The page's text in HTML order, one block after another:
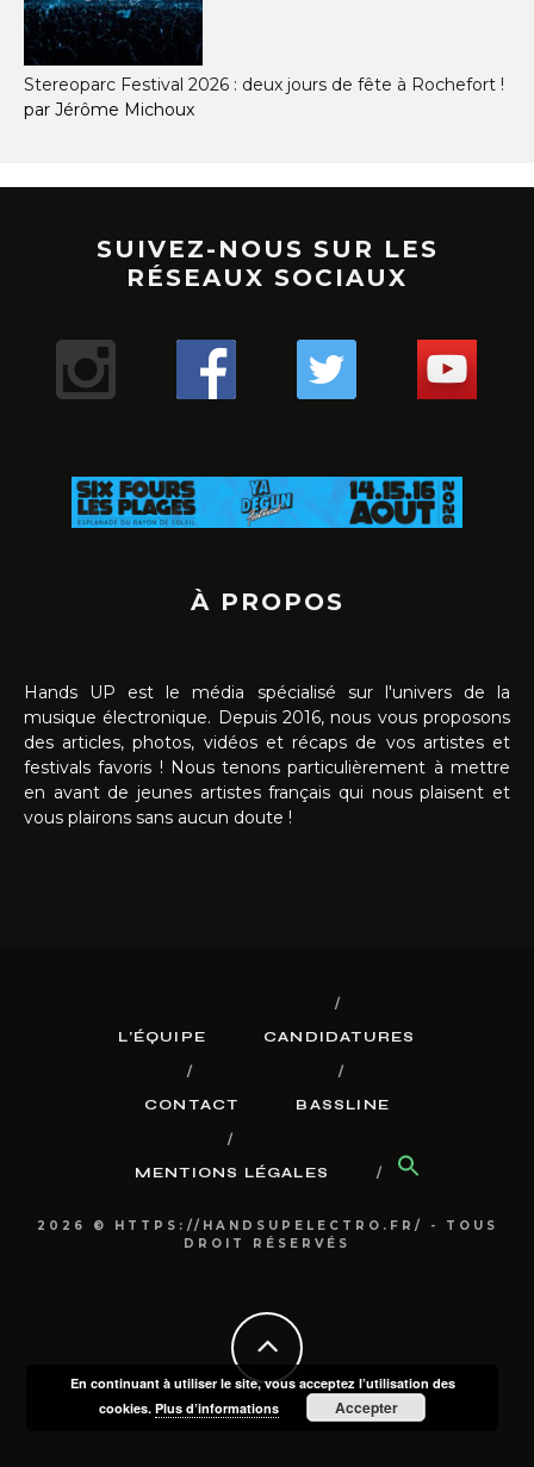
Stereoparc Festival 2026 : deux jours de fête à Rochefort !
par Jérôme Michoux
SUIVEZ-NOUS SUR LES
RÉSEAUX SOCIAUX
À PROPOS
Hands UP est le média spécialisé sur l'univers de la
musique électronique. Depuis 2016, nous vous proposons
des articles, photos, vidéos et récaps de vos artistes et
festivals favoris ! Nous tenons particulièrement à mettre
en avant de jeunes artistes français qui nous plaisent et
vous plairons sans aucun doute !
L’ÉQUIPE CANDIDATURES
CONTACT BASSLINE
MENTIONS LÉGALES
2026 © HTTPS://HANDSUPELECTRO.FR/ - TOUS
DROIT RÉSERVÉS
En continuant à utiliser le site, vous acceptez l’utilisation des
cookies.Plus d’informations Accepter